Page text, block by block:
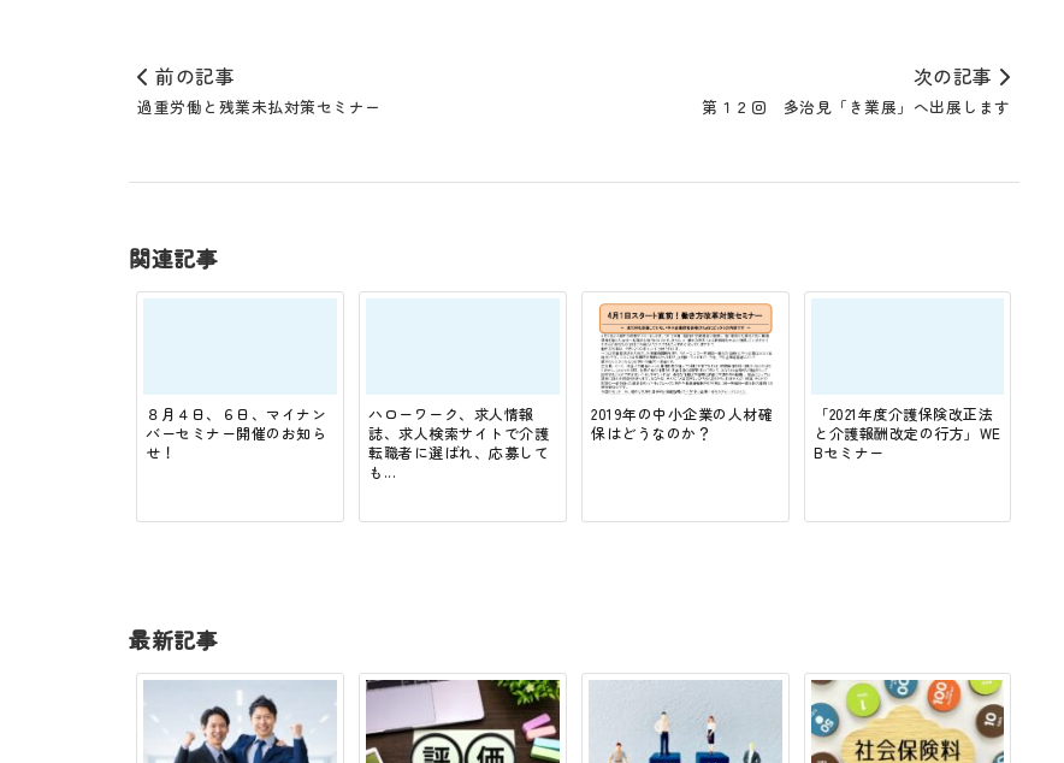
前の記事
過重労働と残業未払対策セミナー
次の記事
第１２回 多治見「き業展」へ出展します
関連記事
８月４日、６日、マイナン
バーセミナー開催のお知ら
せ！
ハローワーク、求人情報
誌、求人検索サイトで介護
転職者に選ばれ、応募して
も...
2019年の中小企業の人材確
保はどうなのか？
「2021年度介護保険改正法
と介護報酬改定の行方」WE
Bセミナー
最新記事